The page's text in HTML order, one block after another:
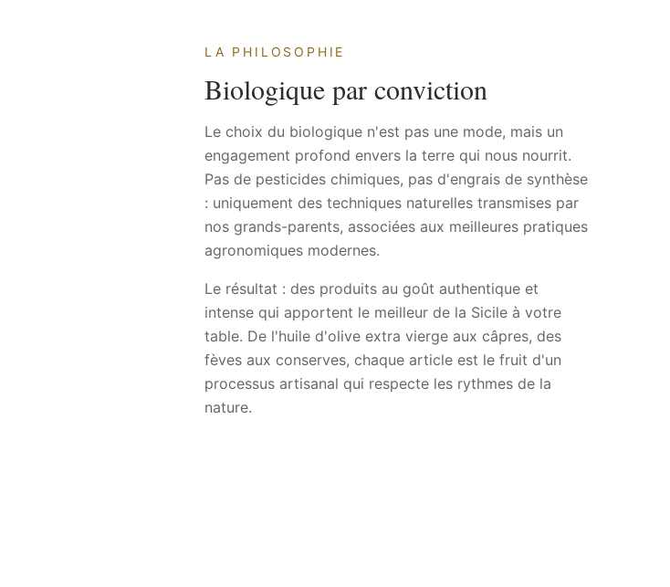
LA PHILOSOPHIE
Biologique par conviction
Le choix du biologique n'est pas une mode, mais un
engagement profond envers la terre qui nous nourrit.
Pas de pesticides chimiques, pas d'engrais de synthèse
: uniquement des techniques naturelles transmises par
nos grands-parents, associées aux meilleures pratiques
agronomiques modernes.
Le résultat : des produits au goût authentique et
intense qui apportent le meilleur de la Sicile à votre
table. De l'huile d'olive extra vierge aux câpres, des
fèves aux conserves, chaque article est le fruit d'un
processus artisanal qui respecte les rythmes de la
nature.